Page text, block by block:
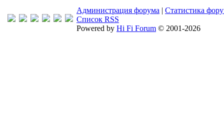
Администрация форума | Статистика
Список RSS
Powered by Hi Fi Forum © 2001-2026